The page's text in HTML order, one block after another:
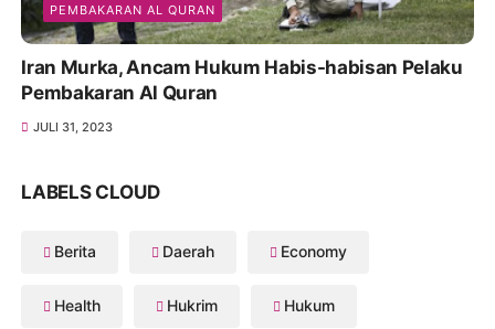
PEMBAKARAN AL QURAN
Iran Murka, Ancam Hukum Habis-habisan Pelaku
Pembakaran Al Quran
JULI 31, 2023
LABELS CLOUD
Berita Daerah Economy
Health Hukrim Hukum